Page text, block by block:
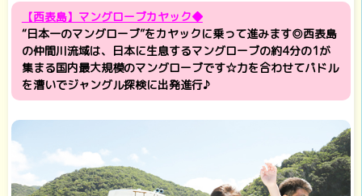
【西表島】マングローブカヤック◆
“日本一のマングローブ”をカヤックに乗って進みます◎西表島
の仲間川流域は、日本に生息するマングローブの約4分の1が
集まる国内最大規模のマングローブです☆力を合わせてパドル
を漕いでジャングル探検に出発進行♪